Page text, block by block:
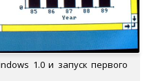
1.0 и запуск первого